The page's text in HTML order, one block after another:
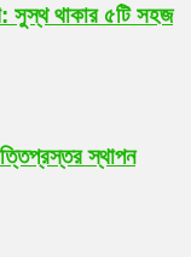
সুস্থ থাকার ৫টি সহজ
স্থাপন